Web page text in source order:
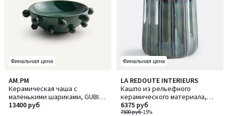
Финальная цена
AM.PM
Керамическая чаша с
маленькими шариками, GUBIO
/ ГАБИО
13400 руб
Финальная цена
LA REDOUTE INTERIEURS
Кашпо из рельефного
керамического материала,
диаметр 27 см, LYNOA / ЛИНОА
7500 руб-15%
6375 руб
5
/
5